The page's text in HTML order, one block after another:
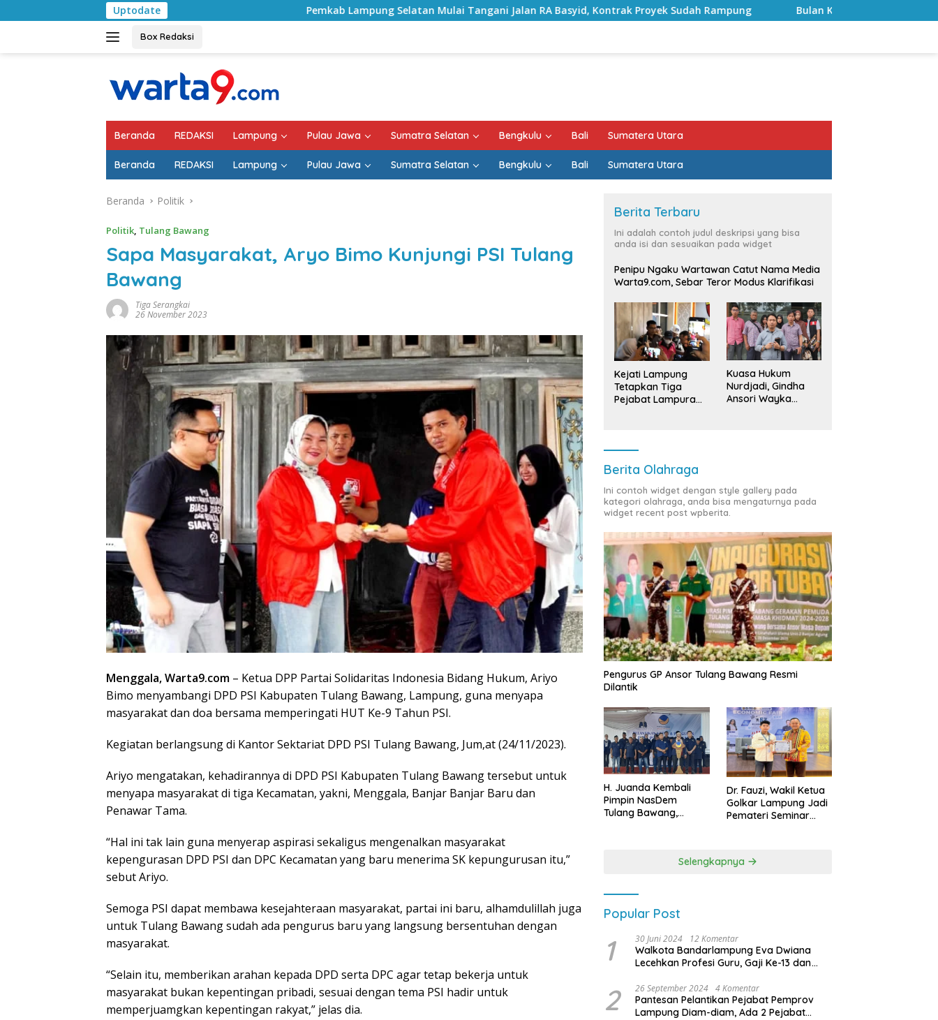
ke
Uptodate Pemkab Lampung Selatan Mulai Tangani Jalan RA Basyid, Kontrak Proyek Sudah Rampung Bulan Kemerdekaan, Bupati Lampung Selatan Ajak
Box Redaksi
Beranda REDAKSI Lampung Pulau Jawa Sumatra Selatan Bengkulu Bali Sumatera Utara
Beranda REDAKSI Lampung Pulau Jawa Sumatra Selatan Bengkulu Bali Sumatera Utara
Beranda Politik
Politik, Tulang Bawang
Sapa Masyarakat, Aryo Bimo Kunjungi PSI Tulang
Bawang
Tiga Serangkai
26 November 2023
Menggala, Warta9.com – Ketua DPP Partai Solidaritas Indonesia Bidang Hukum, Ariyo
Bimo menyambangi DPD PSI Kabupaten Tulang Bawang, Lampung, guna menyapa
masyarakat dan doa bersama memperingati HUT Ke-9 Tahun PSI.
Kegiatan berlangsung di Kantor Sektariat DPD PSI Tulang Bawang, Jum,at (24/11/2023).
Ariyo mengatakan, kehadirannya di DPD PSI Kabupaten Tulang Bawang tersebut untuk
menyapa masyarakat di tiga Kecamatan, yakni, Menggala, Banjar Banjar Baru dan
Penawar Tama.
“Hal ini tak lain guna menyerap aspirasi sekaligus mengenalkan masyarakat
kepengurasan DPD PSI dan DPC Kecamatan yang baru menerima SK kepungurusan itu,”
sebut Ariyo.
Semoga PSI dapat membawa kesejahteraan masyarakat, partai ini baru, alhamdulillah juga
untuk Tulang Bawang sudah ada pengurus baru yang langsung bersentuhan dengan
masyarakat.
“Selain itu, memberikan arahan kepada DPD serta DPC agar tetap bekerja untuk
masyarakat bukan kepentingan pribadi, sesuai dengan tema PSI hadir untuk
memperjuamgkan kepentingan rakyat,” jelas dia.
Berita Terbaru
Ini adalah contoh judul deskripsi yang bisa
anda isi dan sesuaikan pada widget
Penipu Ngaku Wartawan Catut Nama Media
Warta9.com, Sebar Teror Modus Klarifikasi
Kejati Lampung
Tetapkan Tiga
Pejabat Lampura
Kuasa Hukum
Nurdjadi, Gindha
Ansori Wayka
Berita Olahraga
Ini contoh widget dengan style gallery pada
kategori olahraga, anda bisa mengaturnya pada
widget recent post wpberita.
Pengurus GP Ansor Tulang Bawang Resmi
Dilantik
H. Juanda Kembali
Pimpin NasDem
Tulang Bawang,
Dr. Fauzi, Wakil Ketua
Golkar Lampung Jadi
Pemateri Seminar
Kebangsaan
Selengkapnya
Popular Post
1 30 Juni 2024 12 Komentar
Walkota Bandarlampung Eva Dwiana
Lecehkan Profesi Guru, Gaji Ke-13 dan
2 26 September 2024 4 Komentar
Pantesan Pelantikan Pejabat Pemprov
Lampung Diam-diam, Ada 2 Pejabat